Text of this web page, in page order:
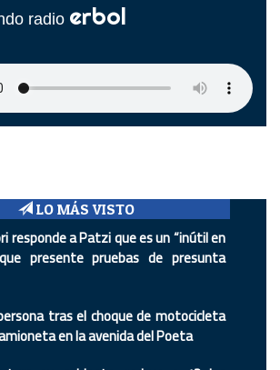
radio erbol
LO MÁS VISTO
responde a Patzi que es un “inútil en
presente pruebas de presunta
tras el choque de motocicleta
en la avenida del Poeta